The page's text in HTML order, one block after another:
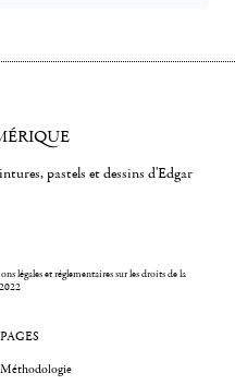
pastels et dessins d'Edgar
légales et réglementaires sur les droits de la
PAGES
Méthodologie